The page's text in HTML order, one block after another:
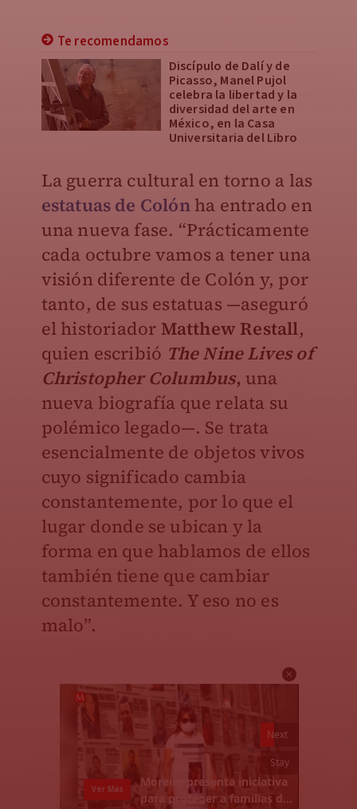
Te recomendamos
Discípulo de Dalí y de
Picasso, Manel Pujol
celebra la libertad y la
diversidad del arte en
México, en la Casa
Universitaria del Libro
La guerra cultural en torno a las
estatuas de Colónha entrado en
una nueva fase. “Prácticamente
cada octubre vamos a tener una
visión diferente de Colón y, por
tanto, de sus estatuas —aseguró
el historiador Matthew Restall,
quien escribió The Nine Lives of
Christopher Columbus, una
nueva biografía que relata su
polémico legado—. Se trata
esencialmente de objetos vivos
cuyo significado cambia
constantemente, por lo que el
lugar donde se ubican y la
forma en que hablamos de ellos
también tiene que cambiar
constantemente. Y eso no es
malo”.